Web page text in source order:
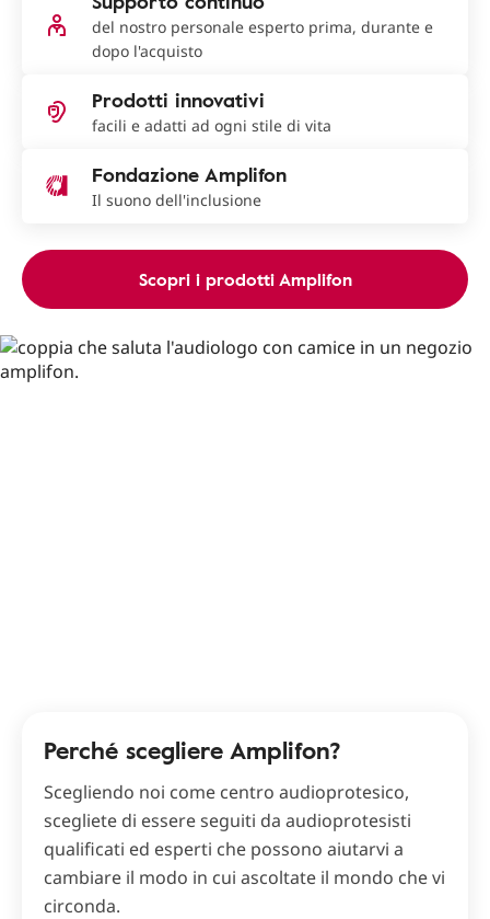
del nostro personale esperto prima, durante e
dopo l'acquisto
Prodotti innovativi
facili e adatti ad ogni stile di vita
Fondazione Amplifon
Il suono dell'inclusione
Scopri i prodotti Amplifon
Perché scegliere Amplifon?
Scegliendo noi come centro audioprotesico,
scegliete di essere seguiti da audioprotesisti
qualificati ed esperti che possono aiutarvi a
cambiare il modo in cui ascoltate il mondo che vi
circonda.